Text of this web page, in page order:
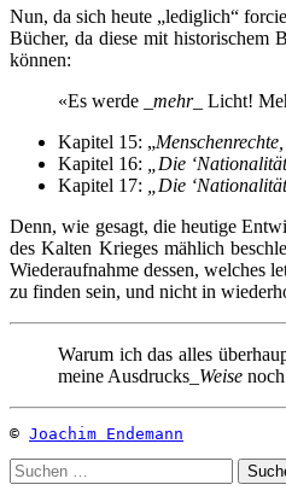
Nun, da sich heute „lediglich“
Bücher, da diese mit historischem
können:
«Es werde _ mehr_ Licht!
Kapitel 15: „
Kapitel 16: „Die
Kapitel 17: „Die
Denn, wie gesagt, die heutige
des Kalten Krieges mählich
Wiederaufnahme dessen, welches
zu finden sein, und nicht in
Warum ich das alles
meine Ausdrucks_ Weise
© Joachim Endemann
Suchen
nach: